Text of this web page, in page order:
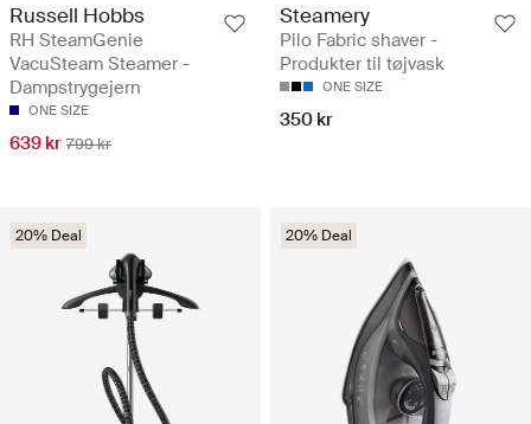
Russell Hobbs
RH SteamGenie
VacuSteam Steamer -
Dampstrygejern
ONE SIZE
639 kr 799 kr
Steamery
Pilo Fabric shaver -
Produkter til tøjvask
ONE SIZE
350 kr
20% Deal 20% Deal